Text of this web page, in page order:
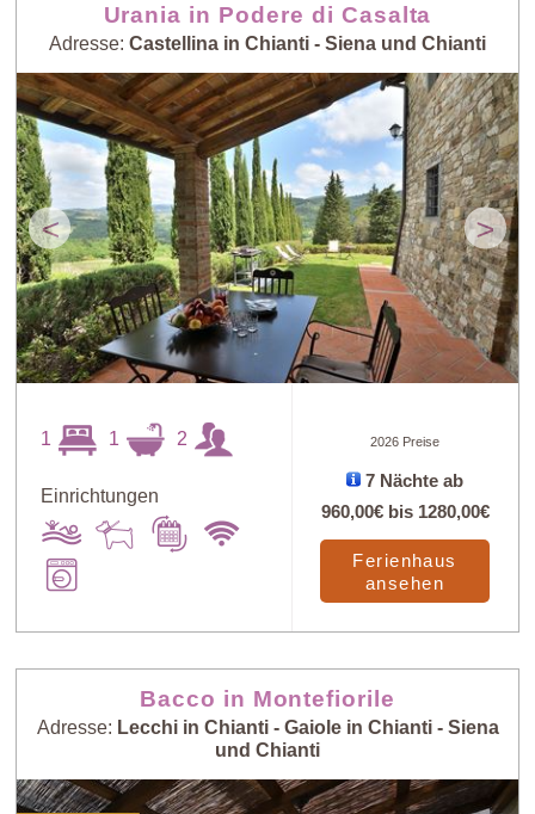
Urania in Podere di Casalta
Adresse: Castellina in Chianti - Siena und Chianti
< >
1 1 2
Einrichtungen
2026 Preise
7 Nächte ab
960,00€bis 1280,00€
Ferienhaus
ansehen
Bacco in Montefiorile
Adresse: Lecchi in Chianti - Gaiole in Chianti - Siena
und Chianti